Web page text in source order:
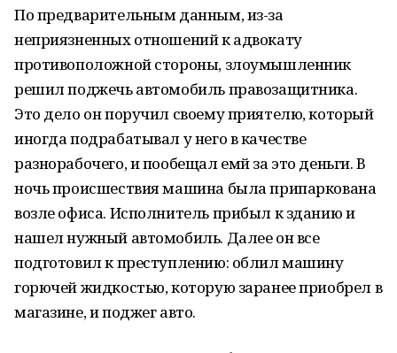
По предварительным данным, из-за
неприязненных отношений к адвокату
противоположной стороны, злоумышленник
решил поджечь автомобиль правозащитника.
Это дело он поручил своему приятелю, который
иногда подрабатывал у него в качестве
разнорабочего, и пообещал емй за это деньги. В
ночь происшествия машина была припаркована
возле офиса. Исполнитель прибыл к зданию и
нашел нужный автомобиль. Далее он все
подготовил к преступлению: облил машину
горючей жидкостью, которую заранее приобрел в
магазине, и поджег авто.